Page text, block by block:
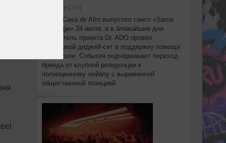
сегодня в 17:01
Лейбл Casa de Afro выпустил сингл «Same
Language» 24 июля, а в ближайшие дни
основатель проекта Dr. ADO провёл
24‑часовой диджей‑сет в поддержку помощи
Венесуэле. События подчёркивают переход
бренда от клубной резиденции к
полноценному лейблу с выраженной
общественной позицией.